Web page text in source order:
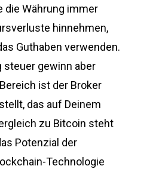
die Währung immer
hinnehmen,
Guthaben verwenden.
steuer gewinn aber
ist der Broker
das auf Deinem
zu Bitcoin steht
Potenzial der
Technologie